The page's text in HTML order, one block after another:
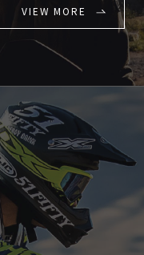
VIEW MORE